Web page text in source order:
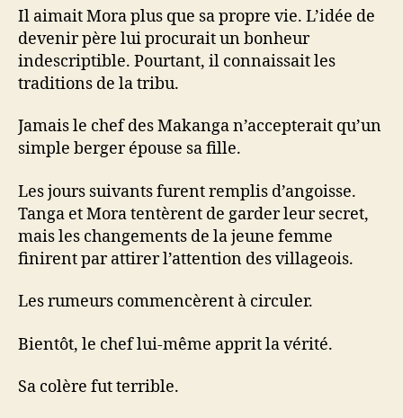
Il aimait Mora plus que sa propre vie. L’idée de
devenir père lui procurait un bonheur
indescriptible. Pourtant, il connaissait les
traditions de la tribu.
Jamais le chef des Makanga n’accepterait qu’un
simple berger épouse sa fille.
Les jours suivants furent remplis d’angoisse.
Tanga et Mora tentèrent de garder leur secret,
mais les changements de la jeune femme
finirent par attirer l’attention des villageois.
Les rumeurs commencèrent à circuler.
Bientôt, le chef lui-même apprit la vérité.
Sa colère fut terrible.